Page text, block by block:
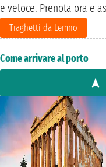
e veloce. Prenota ora e
Traghetti da Lemno
Come arrivare al porto